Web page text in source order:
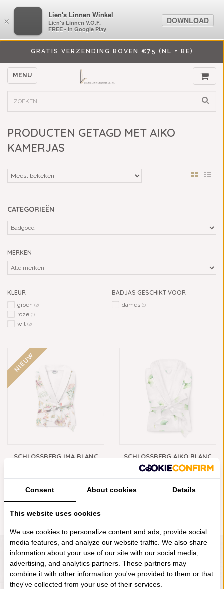
GRATIS VERZENDING BOVEN €75 (NL + BE)
MENU
PRODUCTEN GETAGD MET AIKO
KAMERJAS
CATEGORIEËN
MERKEN
KLEUR
groen (2)
roze (1)
wit (2)
BADJAS GESCHIKT VOOR
dames (1)
NIEUW
SCHLOSSBERG IMA BLANC
SCHLOSSBERG AIKO BLANC
KAMERJAS
€319,95
LIENSLINNENWINKEL.NL
VRAGEN? BEL DAN
+31 (0) 575 511817
×
LiensLinnenwinkel.nl
Lien's Linnen V.O.F.
FREE - In Google Play
DOWNLOAD
Consent About cookies Details
This website uses cookies
We use cookies to personalize content and ads, provide social
media features, and analyze our website traffic. We also share
information about your use of our site with our social media,
advertising, and analytics partners. These partners may
combine it with other information you've provided to them or that
they've collected from your use of their services.
×
Lien's Linnen Winkel
Lien's Linnen V.O.F.
FREE - In Google Play
DOWNLOAD